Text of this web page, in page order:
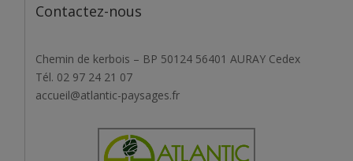
Contactez-nous
Chemin de kerbois – BP 50124 56401 AURAY Cedex
Tél. 02 97 24 21 07
accueil@atlantic-paysages.fr